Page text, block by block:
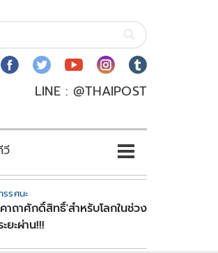
LINE : @THAIPOST
วี
รรศนะ
าถาศักดิ์สิทธิ์'สำหรับโลกในช่วง
ะยะผ่าน!!!